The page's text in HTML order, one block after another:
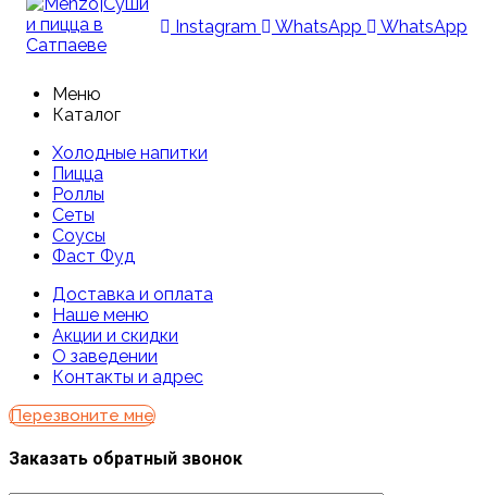
Instagram WhatsApp WhatsApp
Меню
Каталог
Холодные напитки
Пицца
Роллы
Сеты
Соусы
Фаст Фуд
Доставка и оплата
Наше меню
Акции и скидки
О заведении
Контакты и адрес
Перезвоните мне
Заказать обратный звонок